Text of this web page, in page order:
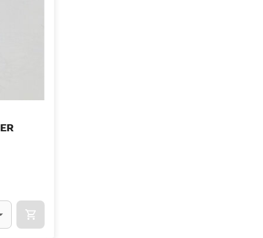
APOK.CATEGORY.PRODUCTS.CART.ADDTOCART